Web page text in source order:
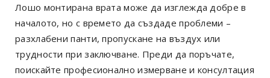
Лошо монтирана врата може да изглежда добре в
началото, но с времето да създаде проблеми –
разхлабени панти, пропускане на въздух или
трудности при заключване. Преди да поръчате,
поискайте професионално измерване и консултация